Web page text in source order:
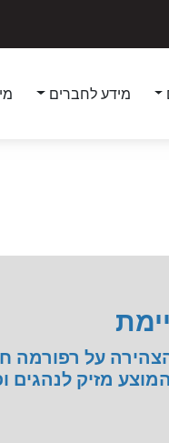
מידע לחברים
על
מזיק